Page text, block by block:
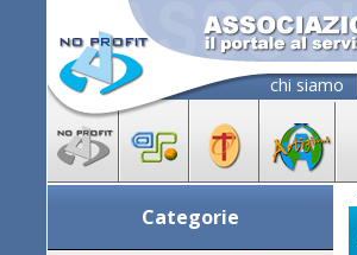
chi siamo
Categorie